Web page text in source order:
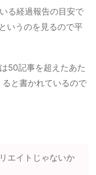
る経過報告の目安で
いうのを見るので平
50記事を超えたあた
と書かれているので
エイトじゃないか